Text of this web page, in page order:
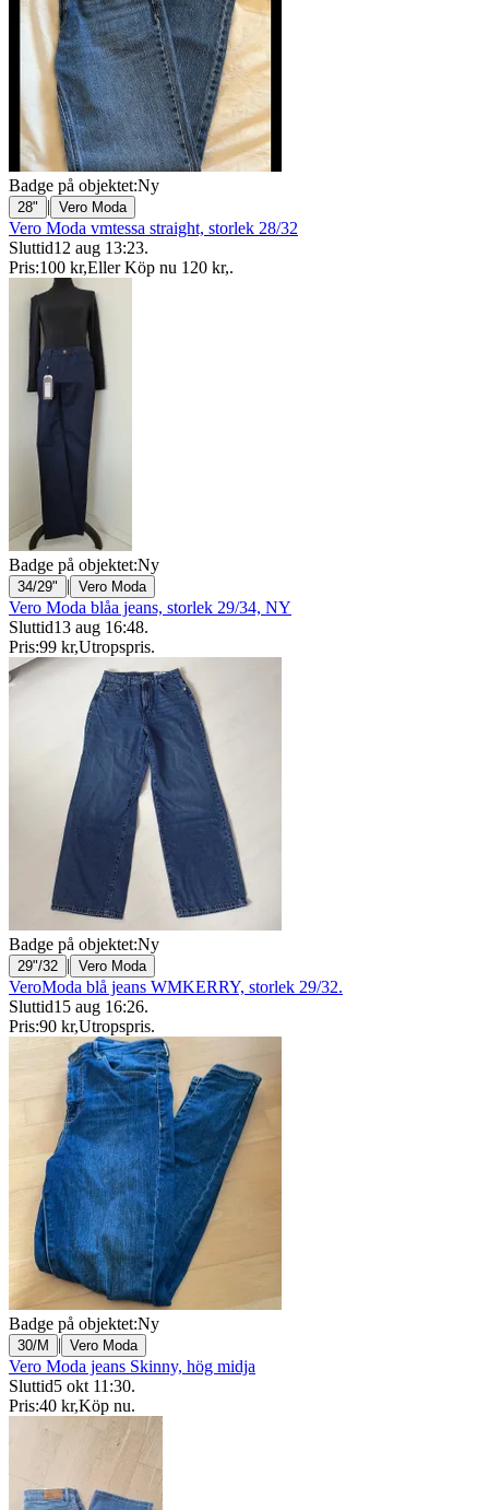
Badge på objektet:Ny
28" | Vero Moda
Vero Moda vmtessa straight, storlek 28/32
Sluttid12 aug 13:23.
Pris:100 kr,Eller Köp nu 120 kr,.
Badge på objektet:Ny
34/29" | Vero Moda
Vero Moda blåa jeans, storlek 29/34, NY
Sluttid13 aug 16:48.
Pris:99 kr,Utropspris.
Badge på objektet:Ny
29"/32 | Vero Moda
VeroModa blå jeans WMKERRY, storlek 29/32.
Sluttid15 aug 16:26.
Pris:90 kr,Utropspris.
Badge på objektet:Ny
30/M | Vero Moda
Vero Moda jeans Skinny, hög midja
Sluttid5 okt 11:30.
Pris:40 kr,Köp nu.